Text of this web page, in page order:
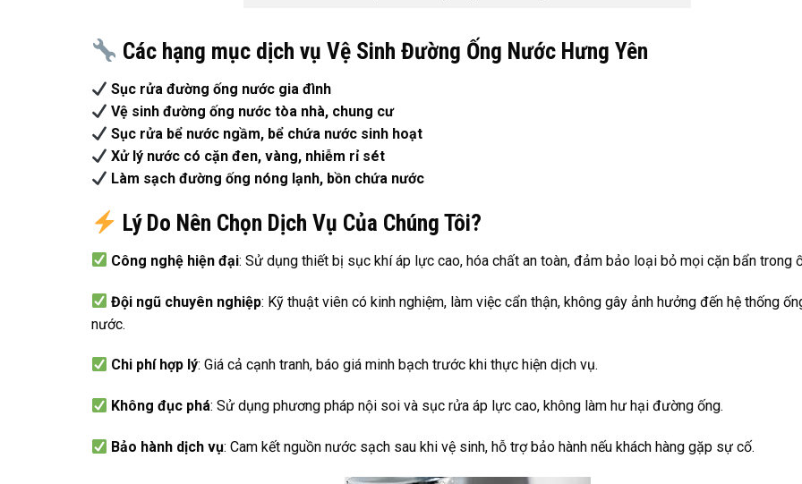
Các hạng mục dịch vụVệ Sinh Đường Ống Nước Hưng Yên
Sục rửa đường ống nước gia đình
Vệ sinh đường ống nước tòa nhà, chung cư
Sục rửa bể nước ngầm, bể chứa nước sinh hoạt
Xử lý nước có cặn đen, vàng, nhiễm rỉ sét
Làm sạch đường ống nóng lạnh, bồn chứa nước
Lý Do Nên Chọn Dịch Vụ Của Chúng Tôi?
Công nghệ hiện đại: Sử dụng thiết bị sục khí áp lực cao, hóa chất an toàn, đảm bảo loại bỏ mọi cặn bẩn trong
Đội ngũ chuyên nghiệp: Kỹ thuật viên có kinh nghiệm, làm việc cẩn thận, không gây ảnh hưởng đến hệ thống
nước.
Chi phí hợp lý: Giá cả cạnh tranh, báo giá minh bạch trước khi thực hiện dịch vụ.
Không đục phá: Sử dụng phương pháp nội soi và sục rửa áp lực cao, không làm hư hại đường ống.
Bảo hành dịch vụ: Cam kết nguồn nước sạch sau khi vệ sinh, hỗ trợ bảo hành nếu khách hàng gặp sự cố.